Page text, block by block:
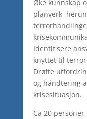
Øke kunnskap
planverk,
Identifisere
knyttet til
Drøfte
og håndtering
krisesituasjon.
Ca 20